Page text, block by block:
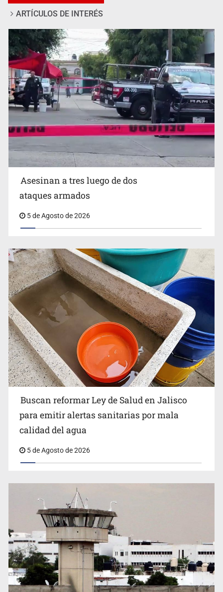
Mujer resulta lesionada tras ataque de pitbull en
Zapopan
Buscan reformar Ley de Salud en Jalisco para emitir
alertas sanitarias por mala calidad del agua
Citarían a Medrano si persiste falta de diálogo con
vecinos de Mirador San Isidro
ARTÍCULOS DE INTERÉS
Asesinan a tres luego de dos
ataques armados
5 de Agosto de 2026
Buscan reformar Ley de Salud en Jalisco
para emitir alertas sanitarias por mala
calidad del agua
5 de Agosto de 2026